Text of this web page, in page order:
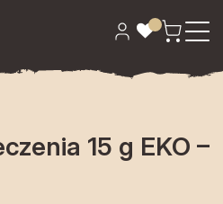
15 g EKO –